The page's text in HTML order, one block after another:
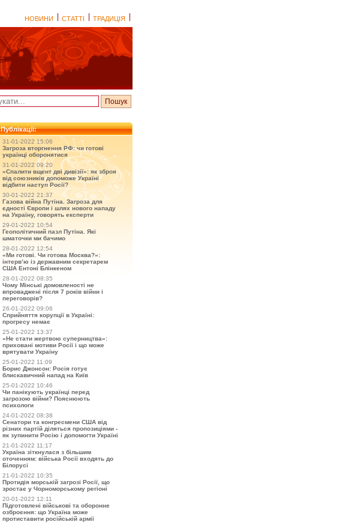
НОВИНИ СТАТТІ ТРАДИЦІЯ
Публікації:
31-01-2022 15:06
Загроза вторгнення РФ: чи готові
українці оборонятися
31-01-2022 09:20
«Спалити вщент дві дивізії»: як зброя
від союзників допоможе Україні
відбити наступ Росії?
30-01-2022 21:37
Газова війна Путіна. Загроза для
єдності Європи і шлях нового нападу
на Україну, говорять експерти
29-01-2022 10:54
Геополітичний пазл Путіна. Які
шматочки ми бачимо
28-01-2022 12:54
«Ми готові. Чи готова Москва?»:
інтерв’ю із державним секретарем
США Ентоні Блінкеном
28-01-2022 08:35
Чому Мінські домовленості не
впроваджені після 7 років війни і
переговорів?
26-01-2022 09:06
Сприйняття корупції в Україні:
прогресу немає
25-01-2022 13:37
«Не стати жертвою суперництва»:
приховані мотиви Росії і що може
врятувати Україну
25-01-2022 11:09
Борис Джонсон: Росія готує
блискавичний напад на Київ
25-01-2022 10:46
Чи панікують українці перед
загрозою війни? Пояснюють
психологи
24-01-2022 08:38
Сенатори та конгресмени США від
різних партій діляться пропозиціями -
як зупинити Росію і допомогти Україні
21-01-2022 11:17
Україна зіткнулася з більшим
оточенням: війська Росії входять до
Білорусі
21-01-2022 10:35
Протидія морській загрозі Росії, що
зростає у Чорноморському регіоні
20-01-2022 12:11
Підготовлені військові та оборонне
озброєння: що Україна може
протиставити російській армії